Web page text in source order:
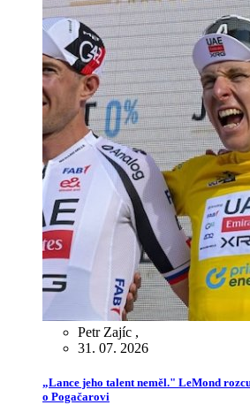
Petr Zajíc ,
31. 07. 2026
„Lance jeho talent neměl." LeMond
o Pogačarovi